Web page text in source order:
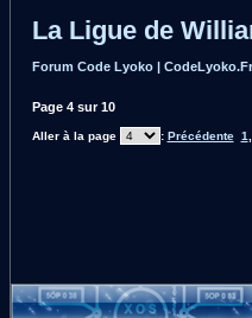
La Ligue de
Forum Code Lyoko |
Page 4sur10
Aller à la page : Précédente 1